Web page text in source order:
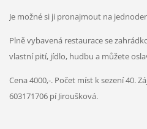
Je možné si ji pronajmout na
Plně vybavená restaurace se
vlastní pití, jídlo, hudbu a můžete
Cena 4000,-. Počet míst k sezení 40.
603171706 pí Jiroušková.